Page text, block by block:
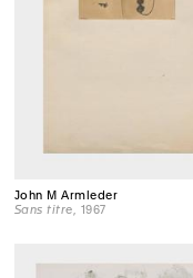
John M Armleder
Sans titre , 1967